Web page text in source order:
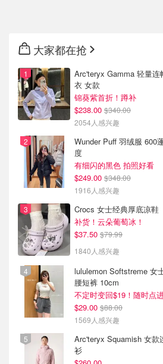
大家都在抢
Arc'teryx Gamma 轻量连帽卫
衣 女款
锦葵紫首折！蹲补
$238.00 $340.00
2054人感兴趣
Wunder Puff 羽绒服 600
度
有细闪的黑色 拍照好看
$249.00 $348.00
1916人感兴趣
Crocs 女士经典厚底凉鞋
补货！云朵葡萄冰！
$37.50 $79.99
1840人感兴趣
lululemon Softstreme 女
腰短裤 10cm
$29.00 $88.00
1569人感兴趣
Arc'teryx Squamish 女款
衫